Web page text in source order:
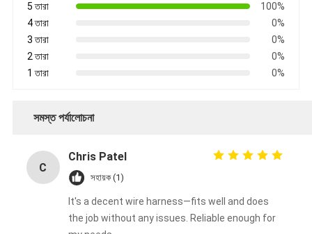
5 তারা
100%
4 তারা
0%
3 তারা
0%
2 তারা
0%
1 তারা
0%
সমস্ত পর্যালোচনা
C
Chris Patel
সহায়ক (1)
It's a decent wire harness—fits well and does
the job without any issues. Reliable enough for